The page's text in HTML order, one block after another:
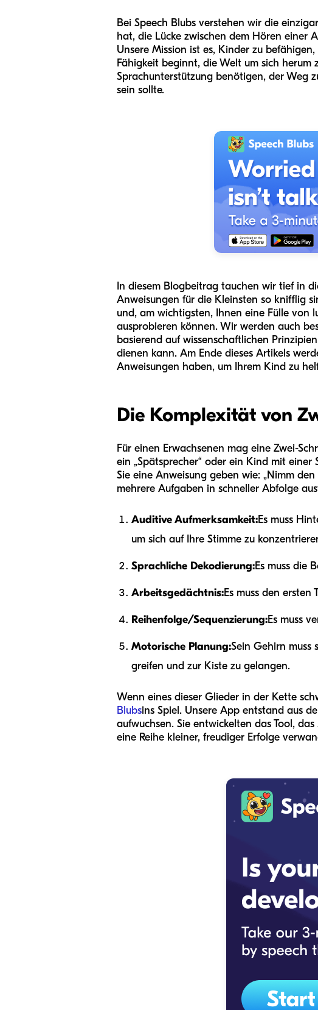
Bei Speech Blubs verstehen wir die
hat, die Lücke zwischen dem Hören einer
Unsere Mission ist es, Kinder zu
Fähigkeit beginnt, die Welt um sich
Sprachunterstützung benötigen, der Weg
sein sollte.
In diesem Blogbeitrag tauchen wir tief in
Anweisungen für die Kleinsten so knifflig
und, am wichtigsten, Ihnen eine Fülle von
ausprobieren können. Wir werden auch
basierend auf wissenschaftlichen
dienen kann. Am Ende dieses Artikels
Anweisungen haben, um Ihrem Kind zu
Die Komplexität von
Für einen Erwachsenen mag eine Zwei-
ein „Spätsprecher“ oder ein Kind mit
Sie eine Anweisung geben wie: „Nimm
mehrere Aufgaben in schneller Abfolge
Auditive Aufmerksamkeit:Es muss
um sich auf Ihre Stimme zu
Sprachliche Dekodierung:Es muss die
Arbeitsgedächtnis:Es muss den
Reihenfolge/Sequenzierung:Es muss
Motorische Planung:Sein Gehirn muss
greifen und zur Kiste zu gelangen.
Wenn eines dieser Glieder in der Kette
Blubsins Spiel. Unsere App entstand aus
aufwuchsen. Sie entwickelten das Tool,
eine Reihe kleiner, freudiger Erfolge